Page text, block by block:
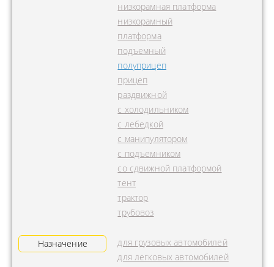
низкорамная платформа
низкорамный
платформа
подъемный
полуприцеп
прицеп
раздвижной
с холодильником
с лебедкой
с манипулятором
с подъемником
со сдвижной платформой
тент
трактор
трубовоз
Назначение
для грузовых автомобилей
для легковых автомобилей